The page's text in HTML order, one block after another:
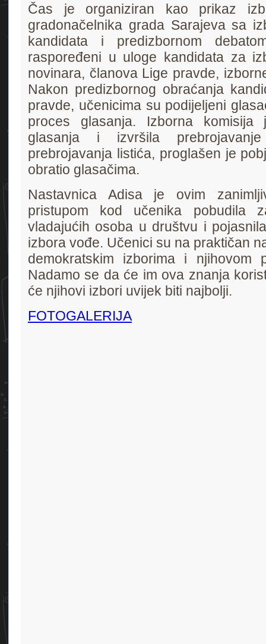
Čas je organiziran kao prikaz
gradonačelnika grada Sarajeva sa
kandidata i predizbornom
raspoređeni u uloge kandidata za
novinara, članova Lige pravde,
Nakon predizbornog obraćanja
pravde, učenicima su podijeljeni
proces glasanja. Izborna komisija
glasanja i izvršila
prebrojavanja listića, proglašen je
obratio glasačima.
Nastavnica Adisa je ovim
pristupom kod učenika pobudila
vladajućih osoba u društvu i
izbora vođe. Učenici su na praktičan
demokratskim izborima i njihovom
Nadamo se da će im ova znanja
će njihovi izbori uvijek biti najbolji.
FOTOGALERIJA